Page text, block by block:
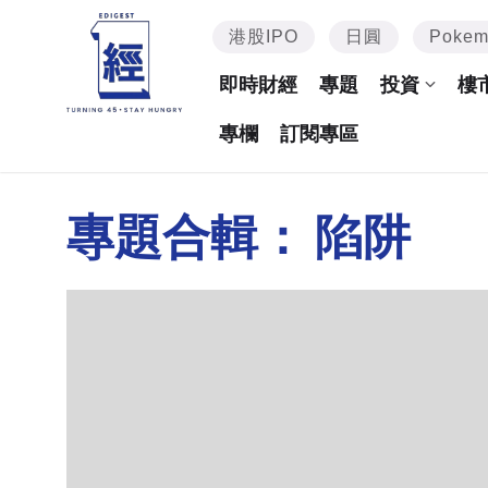
港股IPO 日圓
即時財經 專題 投資 樓
專欄 訂閱專區
專題合輯： 陷阱